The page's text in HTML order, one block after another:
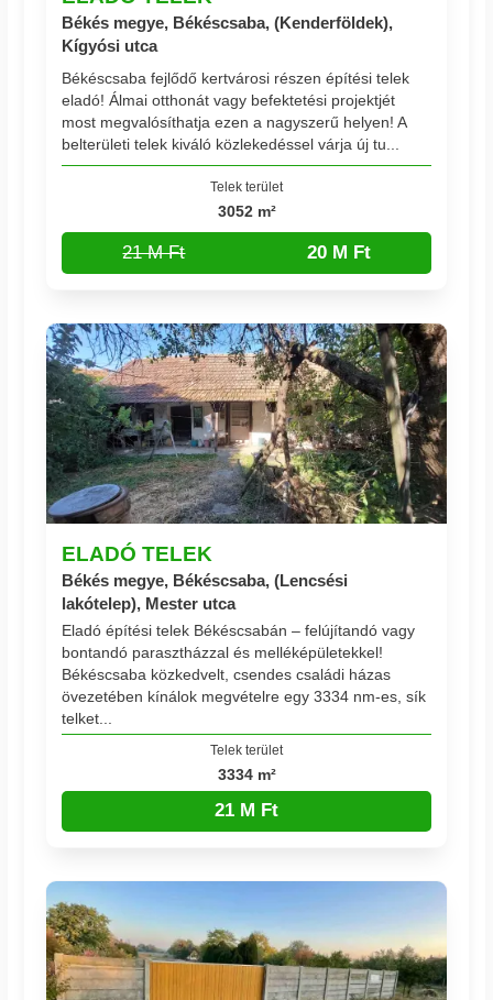
Békés megye, Békéscsaba, (Kenderföldek),
Kígyósi utca
Békéscsaba fejlődő kertvárosi részen építési telek
eladó! Álmai otthonát vagy befektetési projektjét
most megvalósíthatja ezen a nagyszerű helyen! A
belterületi telek kiváló közlekedéssel várja új tu...
Telek terület
3052 m²
21 M Ft 20 M Ft
ELADÓ TELEK
Békés megye, Békéscsaba, (Lencsési
lakótelep), Mester utca
Eladó építési telek Békéscsabán – felújítandó vagy
bontandó parasztházzal és melléképületekkel!
Békéscsaba közkedvelt, csendes családi házas
övezetében kínálok megvételre egy 3334 nm-es, sík
telket...
Telek terület
3334 m²
21 M Ft